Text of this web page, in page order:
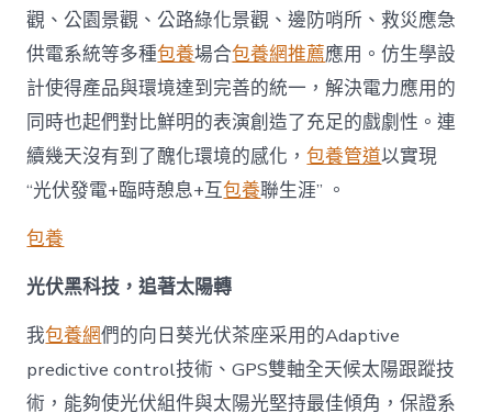
觀、公園景觀、公路綠化景觀、邊防哨所、救災應急
供電系統等多種包養場合包養網推薦應用。仿生學設
計使得產品與環境達到完善的統一，解決電力應用的
同時也起們對比鮮明的表演創造了充足的戲劇性。連
續幾天沒有到了醜化環境的感化，包養管道以實現
“光伏發電+臨時憩息+互包養聯生涯” 。
包養
光伏黑科技，追著太陽轉
我包養網們的向日葵光伏茶座采用的Adaptive
predictive control技術、GPS雙軸全天候太陽跟蹤技
術，能夠使光伏組件與太陽光堅持最佳傾角，保證系